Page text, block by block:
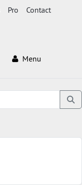
Pro Contact
Menu